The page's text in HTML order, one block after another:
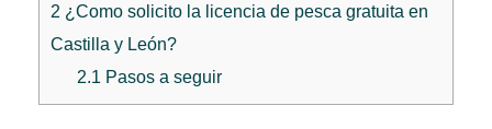
2 ¿Como solicito la licencia de pesca gratuita en
Castilla y León?
2.1 Pasos a seguir